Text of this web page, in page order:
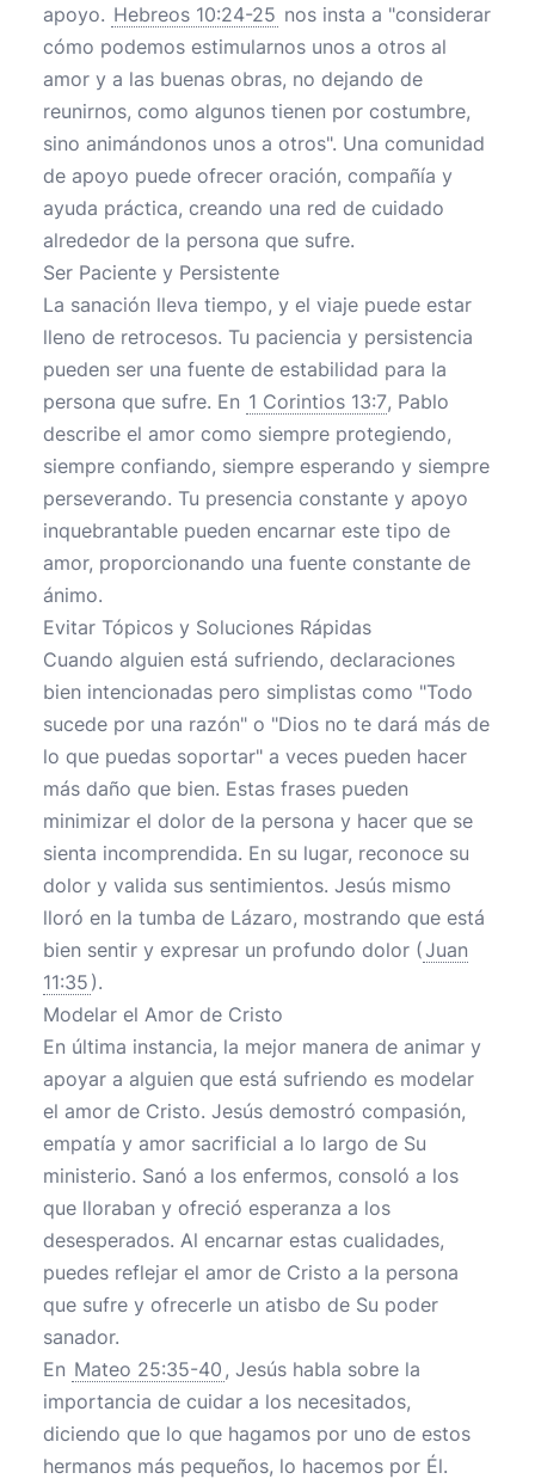
apoyo. Hebreos 10:24-25 nos insta a "considerar
cómo podemos estimularnos unos a otros al
amor y a las buenas obras, no dejando de
reunirnos, como algunos tienen por costumbre,
sino animándonos unos a otros". Una comunidad
de apoyo puede ofrecer oración, compañía y
ayuda práctica, creando una red de cuidado
alrededor de la persona que sufre.
Ser Paciente y Persistente
La sanación lleva tiempo, y el viaje puede estar
lleno de retrocesos. Tu paciencia y persistencia
pueden ser una fuente de estabilidad para la
persona que sufre. En 1 Corintios 13:7, Pablo
describe el amor como siempre protegiendo,
siempre confiando, siempre esperando y siempre
perseverando. Tu presencia constante y apoyo
inquebrantable pueden encarnar este tipo de
amor, proporcionando una fuente constante de
ánimo.
Evitar Tópicos y Soluciones Rápidas
Cuando alguien está sufriendo, declaraciones
bien intencionadas pero simplistas como "Todo
sucede por una razón" o "Dios no te dará más de
lo que puedas soportar" a veces pueden hacer
más daño que bien. Estas frases pueden
minimizar el dolor de la persona y hacer que se
sienta incomprendida. En su lugar, reconoce su
dolor y valida sus sentimientos. Jesús mismo
lloró en la tumba de Lázaro, mostrando que está
bien sentir y expresar un profundo dolor (Juan
11:35 ).
Modelar el Amor de Cristo
En última instancia, la mejor manera de animar y
apoyar a alguien que está sufriendo es modelar
el amor de Cristo. Jesús demostró compasión,
empatía y amor sacrificial a lo largo de Su
ministerio. Sanó a los enfermos, consoló a los
que lloraban y ofreció esperanza a los
desesperados. Al encarnar estas cualidades,
puedes reflejar el amor de Cristo a la persona
que sufre y ofrecerle un atisbo de Su poder
sanador.
En Mateo 25:35-40 , Jesús habla sobre la
importancia de cuidar a los necesitados,
diciendo que lo que hagamos por uno de estos
hermanos más pequeños, lo hacemos por Él.